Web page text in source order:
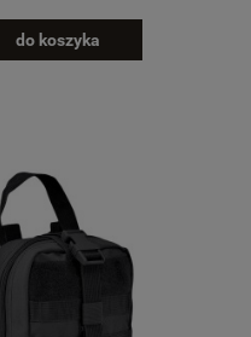
do koszyka